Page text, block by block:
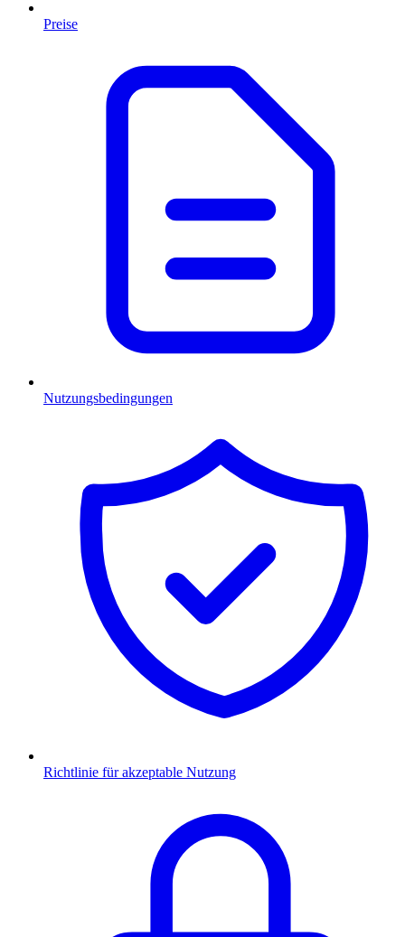
Preise
Nutzungsbedingungen
Richtlinie für akzeptable Nutzung